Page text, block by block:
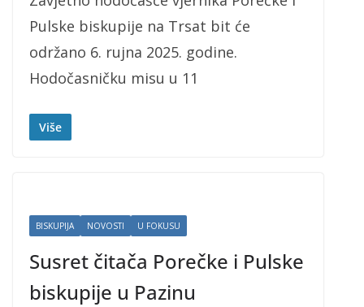
Pulske biskupije na Trsat bit će
održano 6. rujna 2025. godine.
Hodočasničku misu u 11
Više
BISKUPIJA NOVOSTI U FOKUSU
Susret čitača Porečke i Pulske
biskupije u Pazinu